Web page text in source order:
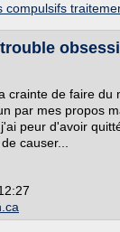
compulsifs
trouble
crainte de faire
par mes propos
peur d'avoir
causer...